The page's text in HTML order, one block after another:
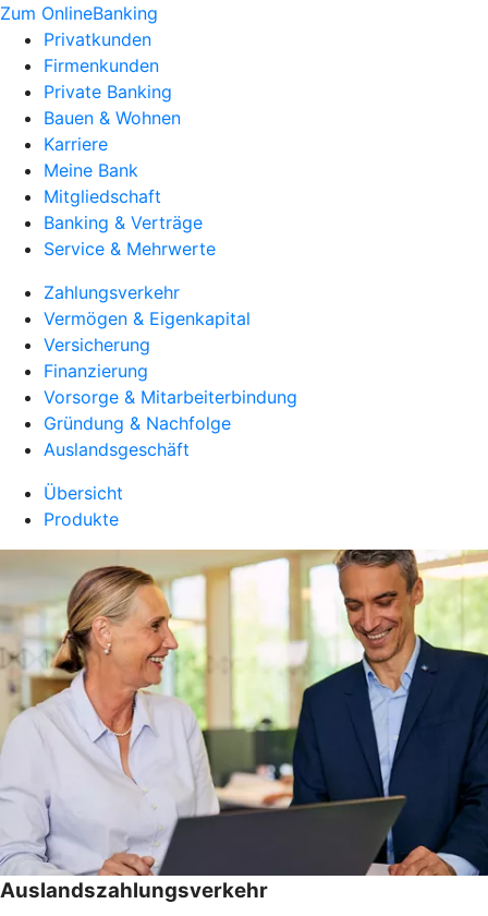
Zum OnlineBanking
Privatkunden
Firmenkunden
Private Banking
Bauen & Wohnen
Karriere
Meine Bank
Mitgliedschaft
Banking & Verträge
Service & Mehrwerte
Zahlungsverkehr
Vermögen & Eigenkapital
Versicherung
Finanzierung
Vorsorge & Mitarbeiterbindung
Gründung & Nachfolge
Auslandsgeschäft
Übersicht
Produkte
Auslandszahlungsverkehr